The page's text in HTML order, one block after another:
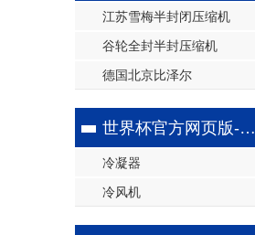
江苏雪梅半封闭压缩机
谷轮全封半封压缩机
德国北京比泽尔
世界杯官方网页版-世界杯（中国）
冷凝器
冷风机